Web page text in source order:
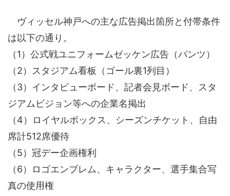
ヴィッセル神戸への主な広告掲出箇所と付帯条件
は以下の通り。
（1）公式戦ユニフォームゼッケン広告（パンツ）
（2）スタジアム看板（ゴール裏1列目）
（3）インタビューボード、記者会見ボード、スタ
ジアムビジョン等への企業名掲出
（4）ロイヤルボックス、シーズンチケット、自由
席計512席優待
（5）冠デー企画権利
（6）ロゴエンブレム、キャラクター、選手集合写
真の使用権